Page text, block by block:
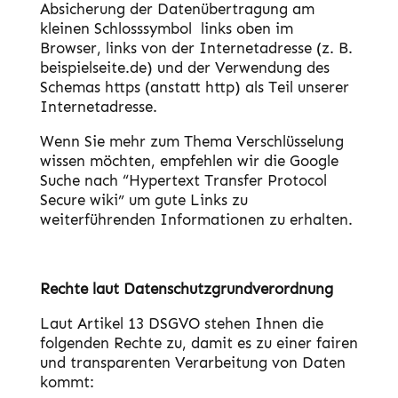
Absicherung der Datenübertragung am
kleinen Schlosssymbol
links oben im
Browser, links von der Internetadresse (z. B.
beispielseite.de) und der Verwendung des
Schemas https (anstatt http) als Teil unserer
Internetadresse.
Wenn Sie mehr zum Thema Verschlüsselung
wissen möchten, empfehlen wir die Google
Suche nach “Hypertext Transfer Protocol
Secure wiki” um gute Links zu
weiterführenden Informationen zu erhalten.
Rechte laut Datenschutzgrundverordnung
Laut Artikel 13 DSGVO stehen Ihnen die
folgenden Rechte zu, damit es zu einer fairen
und transparenten Verarbeitung von Daten
kommt: